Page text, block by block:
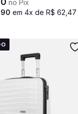
no Pix
90 em4x deR$ 62 ,47